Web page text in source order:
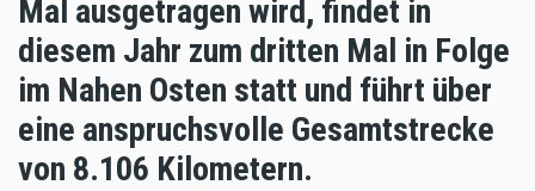
Mal ausgetragen wird, findet in
diesem Jahr zum dritten Mal in Folge
im Nahen Osten statt und führt über
eine anspruchsvolle Gesamtstrecke
von 8.106 Kilometern.